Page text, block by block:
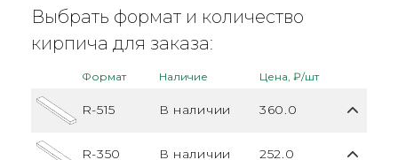
Выбрать формат и количество
кирпича для заказа:
Формат Наличие Цена, ₽/шт
R-515 В наличии 360.0
R-350 В наличии 252.0